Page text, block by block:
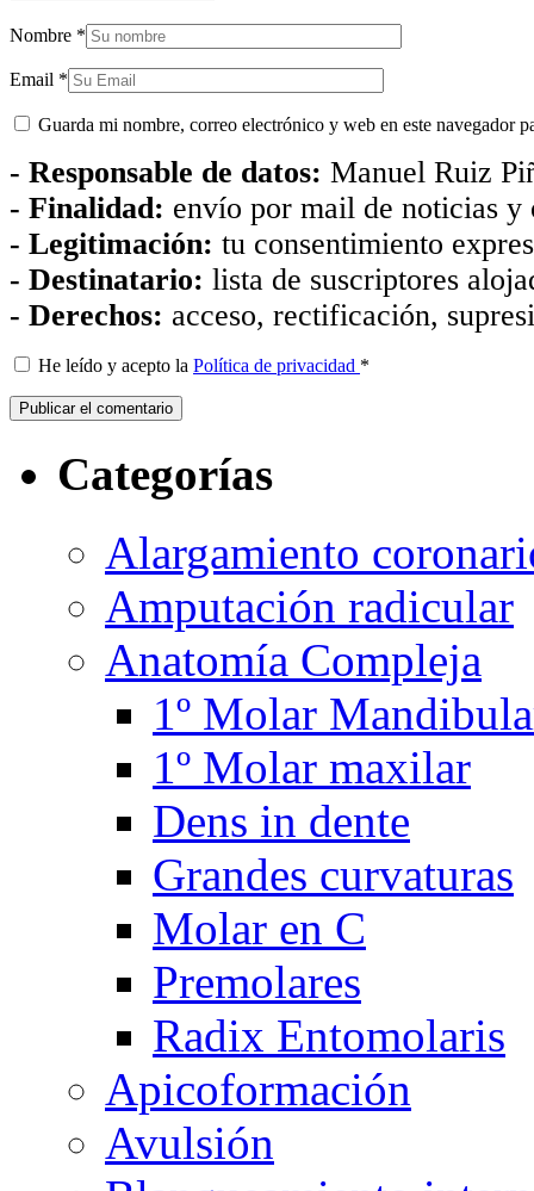
Nombre *
Email *
Guarda mi nombre, correo electrónico y web en este navegador
- Responsable de datos: Manuel Ruiz
- Finalidad: envío por mail de noticias y
- Legitimación: tu consentimiento
- Destinatario: lista de suscriptores
- Derechos: acceso, rectificación,
He leído y acepto la Política de privacidad *
Categorías
Alargamiento
Amputación radicular
Anatomía Compleja
1º Molar
1º Molar maxilar
Dens in dente
Grandes curvaturas
Molar en C
Premolares
Radix Entomolaris
Apicoformación
Avulsión